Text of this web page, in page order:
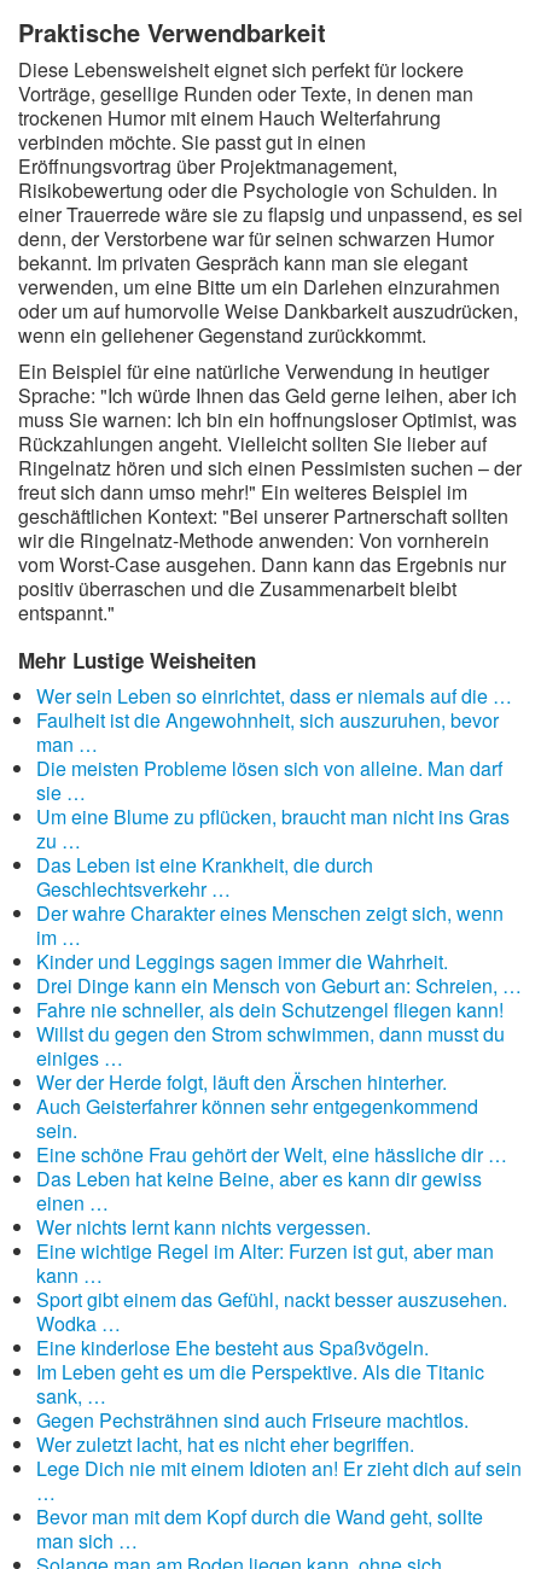
Praktische Verwendbarkeit
Diese Lebensweisheit eignet sich perfekt für lockere
Vorträge, gesellige Runden oder Texte, in denen man
trockenen Humor mit einem Hauch Welterfahrung
verbinden möchte. Sie passt gut in einen
Eröffnungsvortrag über Projektmanagement,
Risikobewertung oder die Psychologie von Schulden. In
einer Trauerrede wäre sie zu flapsig und unpassend, es sei
denn, der Verstorbene war für seinen schwarzen Humor
bekannt. Im privaten Gespräch kann man sie elegant
verwenden, um eine Bitte um ein Darlehen einzurahmen
oder um auf humorvolle Weise Dankbarkeit auszudrücken,
wenn ein geliehener Gegenstand zurückkommt.
Ein Beispiel für eine natürliche Verwendung in heutiger
Sprache: "Ich würde Ihnen das Geld gerne leihen, aber ich
muss Sie warnen: Ich bin ein hoffnungsloser Optimist, was
Rückzahlungen angeht. Vielleicht sollten Sie lieber auf
Ringelnatz hören und sich einen Pessimisten suchen – der
freut sich dann umso mehr!" Ein weiteres Beispiel im
geschäftlichen Kontext: "Bei unserer Partnerschaft sollten
wir die Ringelnatz-Methode anwenden: Von vornherein
vom Worst-Case ausgehen. Dann kann das Ergebnis nur
positiv überraschen und die Zusammenarbeit bleibt
entspannt."
Mehr Lustige Weisheiten
Wer sein Leben so einrichtet, dass er niemals auf die …
Faulheit ist die Angewohnheit, sich auszuruhen, bevor
man …
Die meisten Probleme lösen sich von alleine. Man darf
sie …
Um eine Blume zu pflücken, braucht man nicht ins Gras
zu …
Das Leben ist eine Krankheit, die durch
Geschlechtsverkehr …
Der wahre Charakter eines Menschen zeigt sich, wenn
im …
Kinder und Leggings sagen immer die Wahrheit.
Drei Dinge kann ein Mensch von Geburt an: Schreien, …
Fahre nie schneller, als dein Schutzengel fliegen kann!
Willst du gegen den Strom schwimmen, dann musst du
einiges …
Wer der Herde folgt, läuft den Ärschen hinterher.
Auch Geisterfahrer können sehr entgegenkommend
sein.
Eine schöne Frau gehört der Welt, eine hässliche dir …
Das Leben hat keine Beine, aber es kann dir gewiss
einen …
Wer nichts lernt kann nichts vergessen.
Eine wichtige Regel im Alter: Furzen ist gut, aber man
kann …
Sport gibt einem das Gefühl, nackt besser auszusehen.
Wodka …
Eine kinderlose Ehe besteht aus Spaßvögeln.
Im Leben geht es um die Perspektive. Als die Titanic
sank, …
Gegen Pechsträhnen sind auch Friseure machtlos.
Wer zuletzt lacht, hat es nicht eher begriffen.
Lege Dich nie mit einem Idioten an! Er zieht dich auf sein
…
Bevor man mit dem Kopf durch die Wand geht, sollte
man sich …